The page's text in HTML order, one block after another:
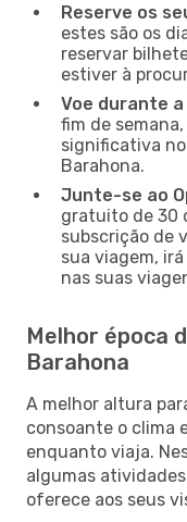
Reserve os
estes são os
reservar
estiver à
Voe durante a
fim de
significativa
Barahona.
Junte-se ao
gratuito de 30
subscrição de
sua viagem,
nas suas
Melhor época
Barahona
A melhor altura
consoante o clima
enquanto viaja.
algumas
oferece aos seus